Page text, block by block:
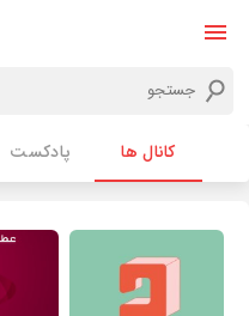
کانال ها پادکست